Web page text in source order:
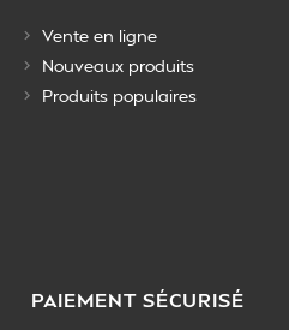
Vente en ligne
Nouveaux produits
Produits populaires
PAIEMENT SÉCURISÉ